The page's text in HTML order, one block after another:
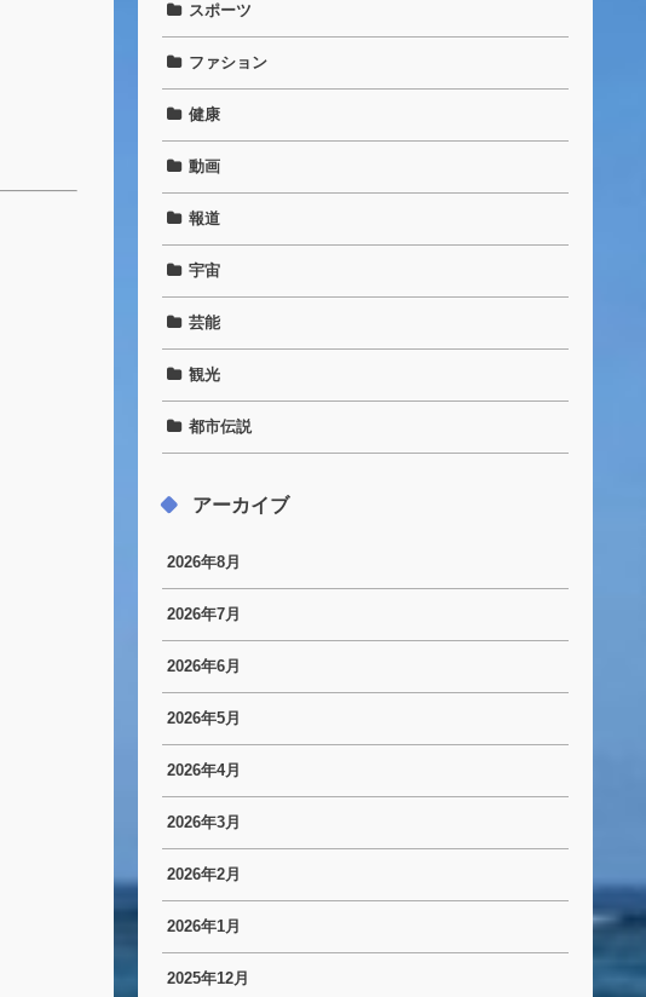
スポーツ
ファション
健康
動画
報道
宇宙
芸能
観光
都市伝説
アーカイブ
2026年8月
2026年7月
2026年6月
2026年5月
2026年4月
2026年3月
2026年2月
2026年1月
2025年12月